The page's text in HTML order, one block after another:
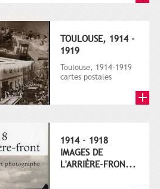
TOULOUSE, 1914 -
1919
Toulouse, 1914-1919
cartes postales
par les Archi...
1914 - 1918
IMAGES DE
L'ARRIÈRE-FRON...